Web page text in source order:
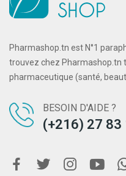
Pharmashop.tn est N°1
trouvez chez Pharmashop.tn
pharmaceutique (santé,
BESOIN D'AIDE ?
(+216) 27 83